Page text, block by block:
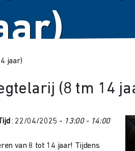
jaar)
(8 tm 14
: 22/04/2025 - 13:00 - 14:00
van 8 tot 14 jaar! Tijdens